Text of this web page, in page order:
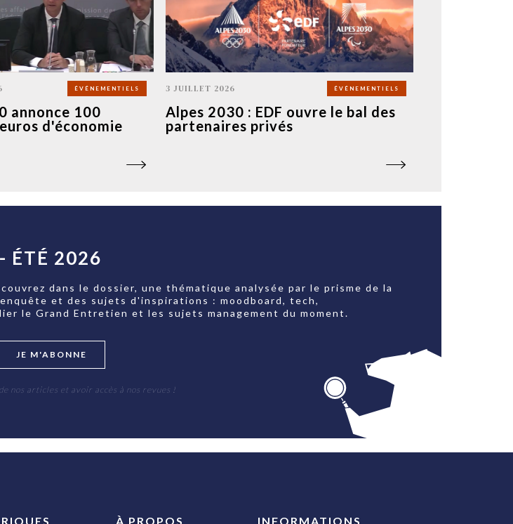
ÉVÉNEMENTIELS
annonce 100
d'économie
3 JUILLET 2026 ÉVÉNEMENTIELS
Alpes 2030 : EDF ouvre le bal des
partenaires privés
ÉTÉ 2026
dans le dossier, une thématique analysée par le prisme de la
et des sujets d'inspirations : moodboard, tech,
le Grand Entretien et les sujets management du moment.
JE M'ABONNE
nos articles et avoir accès à nos revues !
À PROPOS INFORMATIONS